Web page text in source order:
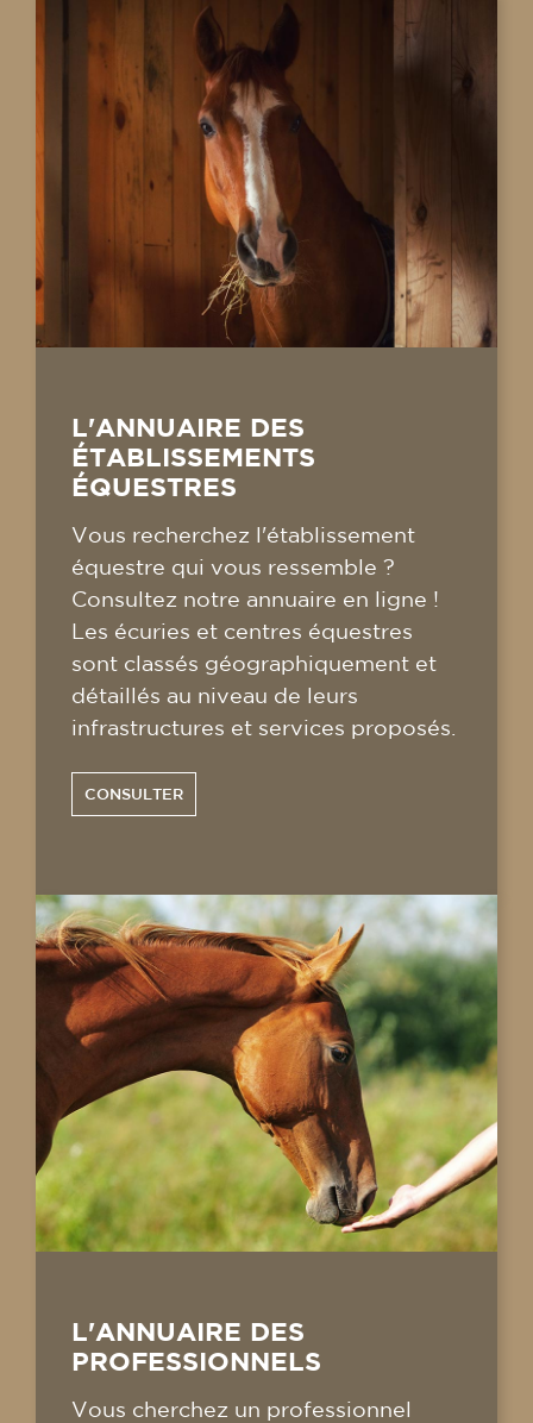
L'ANNUAIRE DES
ÉTABLISSEMENTS
ÉQUESTRES
Vous recherchez l'établissement
équestre qui vous ressemble ?
Consultez notre annuaire en ligne !
Les écuries et centres équestres
sont classés géographiquement et
détaillés au niveau de leurs
infrastructures et services proposés.
CONSULTER
L'ANNUAIRE DES
PROFESSIONNELS
Vous cherchez un professionnel